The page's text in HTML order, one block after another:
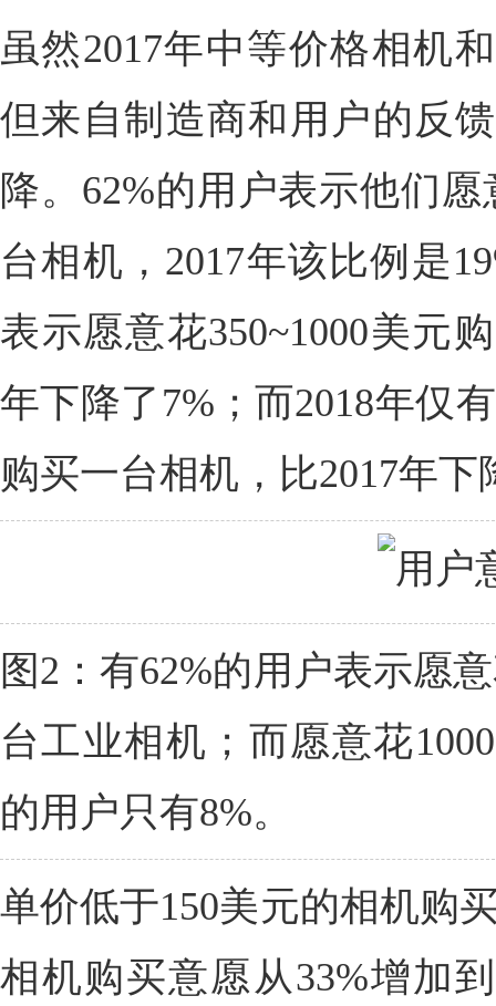
虽然2017年中等价格相机
但来自制造商和用户的反
降。62%的用户表示他们
台相机，2017年该比例是
表示愿意花350~1000美元
年下降了7%；而2018年仅
购买一台相机，比2017年下
图2：有62%的用户表示愿
台工业相机；而愿意花
的用户只有8%。
单价低于150美元的相机购
相机购买意愿从33%增加